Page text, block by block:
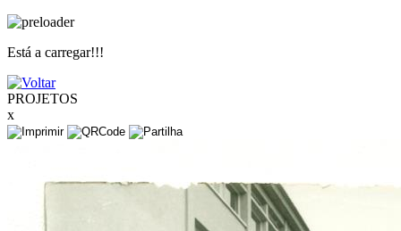
Está a carregar!!!
PROJETOS
x